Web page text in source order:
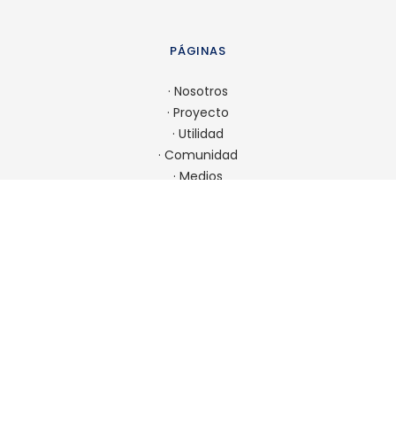
PÁGINAS
· Nosotros
· Proyecto
· Utilidad
· Comunidad
· Medios